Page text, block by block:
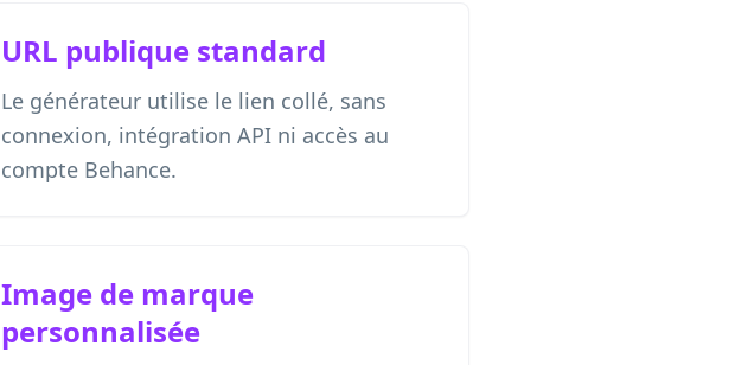
URL publique standard
Le générateur utilise le lien collé, sans
connexion, intégration API ni accès au
compte Behance.
Image de marque
personnalisée